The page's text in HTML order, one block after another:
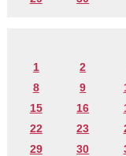
1 2
8
9
15
16
22
23
29
30